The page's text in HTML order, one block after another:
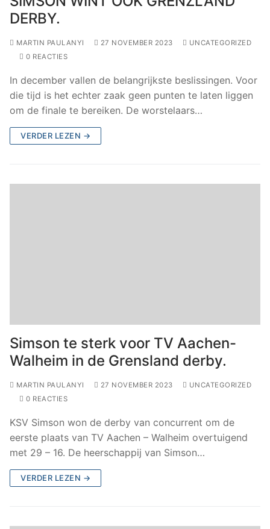
DERBY.
MARTIN PAULANYI 27 NOVEMBER 2023
UNCATEGORIZED
0 REACTIES
In december vallen de belangrijkste beslissingen. Voor
die tijd is het echter zaak geen punten te laten liggen
om de finale te bereiken. De worstelaars…
VERDER LEZEN →
Simson te sterk voor TV Aachen-
Walheim in de Grensland derby.
MARTIN PAULANYI 27 NOVEMBER 2023
UNCATEGORIZED
0 REACTIES
KSV Simson won de derby van concurrent om de
eerste plaats van TV Aachen – Walheim overtuigend
met 29 – 16. De heerschappij van Simson…
VERDER LEZEN →